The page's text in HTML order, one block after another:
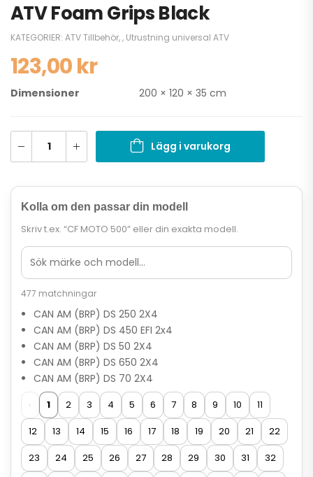
ATV Foam Grips Black
KATEGORIER: ATV Tillbehör,, Utrustning universal ATV
123,00kr
Dimensioner 200 × 120 × 35 cm
Lägg i varukorg
Kolla om den passar din modell
Skriv t.ex. “CF MOTO 500” eller din exakta modell.
477 matchningar
CAN AM (BRP) DS 250 2X4
CAN AM (BRP) DS 450 EFI 2x4
CAN AM (BRP) DS 50 2X4
CAN AM (BRP) DS 650 2X4
CAN AM (BRP) DS 70 2X4
‹ 1 2 3 4 5 6 7 8 9 10
11
12
13 14 15 16 17 18 19 20 21
22
23
24 25 26 27 28 29 30 31
32